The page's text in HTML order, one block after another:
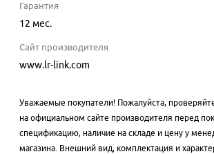
Гарантия
12 мес.
Сайт производителя
www.lr-link.com
Уважаемые покупатели! Пожалуйста,
на официальном сайте производителя перед
спецификацию, наличие на складе и цену у
магазина. Внешний вид, комплектация и